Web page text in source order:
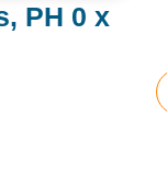
PH 0 x